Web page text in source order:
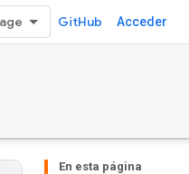
GitHub Acceder
En esta página